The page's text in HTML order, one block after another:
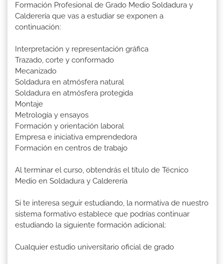
Formación Profesional de Grado Medio Soldadura y
Calderería que vas a estudiar se exponen a
continuación:
Interpretación y representación gráfica
Trazado, corte y conformado
Mecanizado
Soldadura en atmósfera natural
Soldadura en atmósfera protegida
Montaje
Metrología y ensayos
Formación y orientación laboral
Empresa e iniciativa emprendedora
Formación en centros de trabajo
Al terminar el curso, obtendrás el título de Técnico
Medio en Soldadura y Calderería
Si te interesa seguir estudiando, la normativa de nuestro
sistema formativo establece que podrías continuar
estudiando la siguiente formación adicional:
Cualquier estudio universitario oficial de grado